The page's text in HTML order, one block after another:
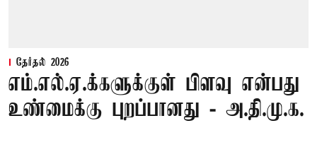
தேர்தல் 2026
எம்.எல்.ஏ.க்களுக்குள் பிளவு என்பது
உண்மைக்கு புறப்பானது - அ.தி.மு.க.